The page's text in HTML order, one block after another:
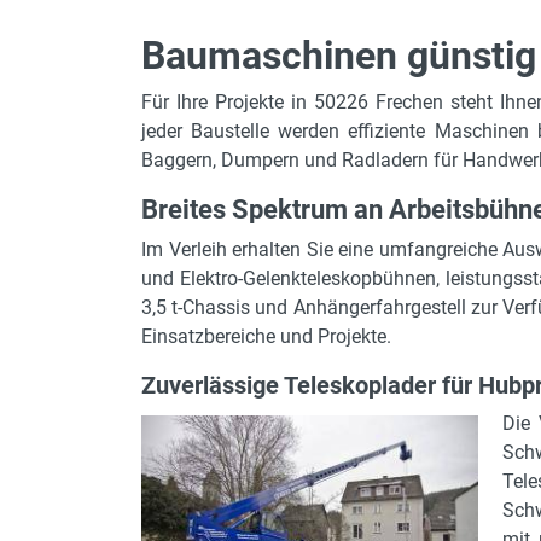
Baumaschinen
Für Ihre Projekte in 50226 Frechen steht
jeder Baustelle werden effiziente
Baggern, Dumpern und Radladern für
Breites Spektrum an
Im Verleih erhalten Sie eine umfangreiche
und Elektro-Gelenkteleskopbühnen,
3,5 t-Chassis und Anhängerfahrgestell zur
Einsatzbereiche und Projekte.
Zuverlässige Teleskoplader für
Die